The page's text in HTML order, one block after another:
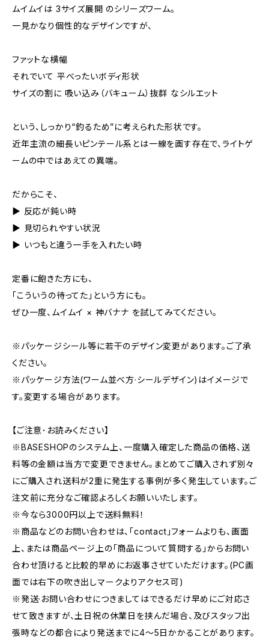
ムイムイは 3サイズ展開 のシリーズワーム。
一見かなり個性的なデザインですが、
ファットな横幅
それでいて 平べったいボディ形状
サイズの割に 吸い込み（バキューム）抜群 なシルエット
という、しっかり“釣るため”に考えられた形状です。
近年主流の細長いピンテール系とは一線を画す存在で、ライトゲ
ームの中ではあえての異端。
だからこそ、
▶ 反応が鈍い時
▶ 見切られやすい状況
▶ いつもと違う一手を入れたい時
定番に飽きた方にも、
「こういうの待ってた」という方にも。
ぜひ一度、ムイムイ × 神バナナ を試してみてください。
※パッケージシール等に若干のデザイン変更があります。ご了承
ください。
※パッケージ方法(ワーム並べ方·シールデザイン)はイメージで
す。変更する場合があります。
【ご注意･お読みください】
※BASESHOPのシステム上、一度購入確定した商品の価格、送
料等の金額は当方で変更できません。まとめてご購入されず別々
にご購入され送料が2重に発生する事例が多く発生しています。ご
注文前に充分なご確認よろしくお願いいたします。
※今なら3000円以上で送料無料！
※商品などのお問い合わせは、｢contact｣フォームよりも、画面
上、または商品ページ上の｢商品について質問する｣からお問い
合わせ頂けると比較的早めにお返事させていただけます。(PC画
面では右下の吹き出しマークよりアクセス可)
※発送·お問い合わせにつきましてはできるだけ早めにご対応さ
せて致きますが、土日祝の休業日を挟んだ場合、及びスタッフ出
張時などの都合により発送までに4～5日かかることがあります。